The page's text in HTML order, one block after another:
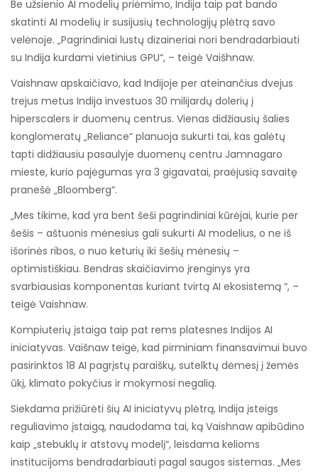
Be užsienio AI modelių priėmimo, Indija taip pat bando
skatinti AI modelių ir susijusių technologijų plėtrą savo
velėnoje. „Pagrindiniai lustų dizaineriai nori bendradarbiauti
su Indija kurdami vietinius GPU“, – teigė Vaišhnaw.
Vaishnaw apskaičiavo, kad Indijoje per ateinančius dvejus
trejus metus Indija investuos 30 milijardų dolerių į
hiperscalers ir duomenų centrus. Vienas didžiausių šalies
konglomeratų „Reliance“ planuoja sukurti tai, kas galėtų
tapti didžiausiu pasaulyje duomenų centru Jamnagaro
mieste, kurio pajėgumas yra 3 gigavatai, praėjusią savaitę
pranešė „Bloomberg“.
„Mes tikime, kad yra bent šeši pagrindiniai kūrėjai, kurie per
šešis – aštuonis mėnesius gali sukurti AI modelius, o ne iš
išorinės ribos, o nuo keturių iki šešių mėnesių –
optimistiškiau. Bendras skaičiavimo įrenginys yra
svarbiausias komponentas kuriant tvirtą AI ekosistemą “, –
teigė Vaishnaw.
Kompiuterių įstaiga taip pat rems platesnes Indijos AI
iniciatyvas. Vaišnaw teigė, kad pirminiam finansavimui buvo
pasirinktos 18 AI pagrįstų paraiškų, sutelktų dėmesį į žemės
ūkį, klimato pokyčius ir mokymosi negalią.
Siekdama prižiūrėti šių AI iniciatyvų plėtrą, Indija įsteigs
reguliavimo įstaigą, naudodama tai, ką Vaishnaw apibūdino
kaip „stebuklų ir atstovų modelį“, leisdama kelioms
institucijoms bendradarbiauti pagal saugos sistemas. „Mes